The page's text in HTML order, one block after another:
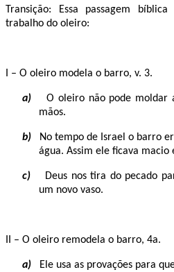
Transição: Essa passagem
trabalho do oleiro:
I – O oleiro modela o barro, v. 3.
a)
O oleiro não pode moldar
mãos.
b)
No tempo de Israel o barro
água. Assim ele ficava macio
c)
Deus nos tira do pecado
um novo vaso.
II – O oleiro remodela o barro, 4a.
a) Ele usa as provações para